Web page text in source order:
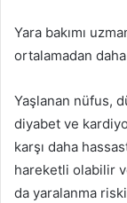
Yara bakımı
ortalamadan
Yaşlanan nüfus,
diyabet ve
karşı daha
hareketli olabilir
da yaralanma